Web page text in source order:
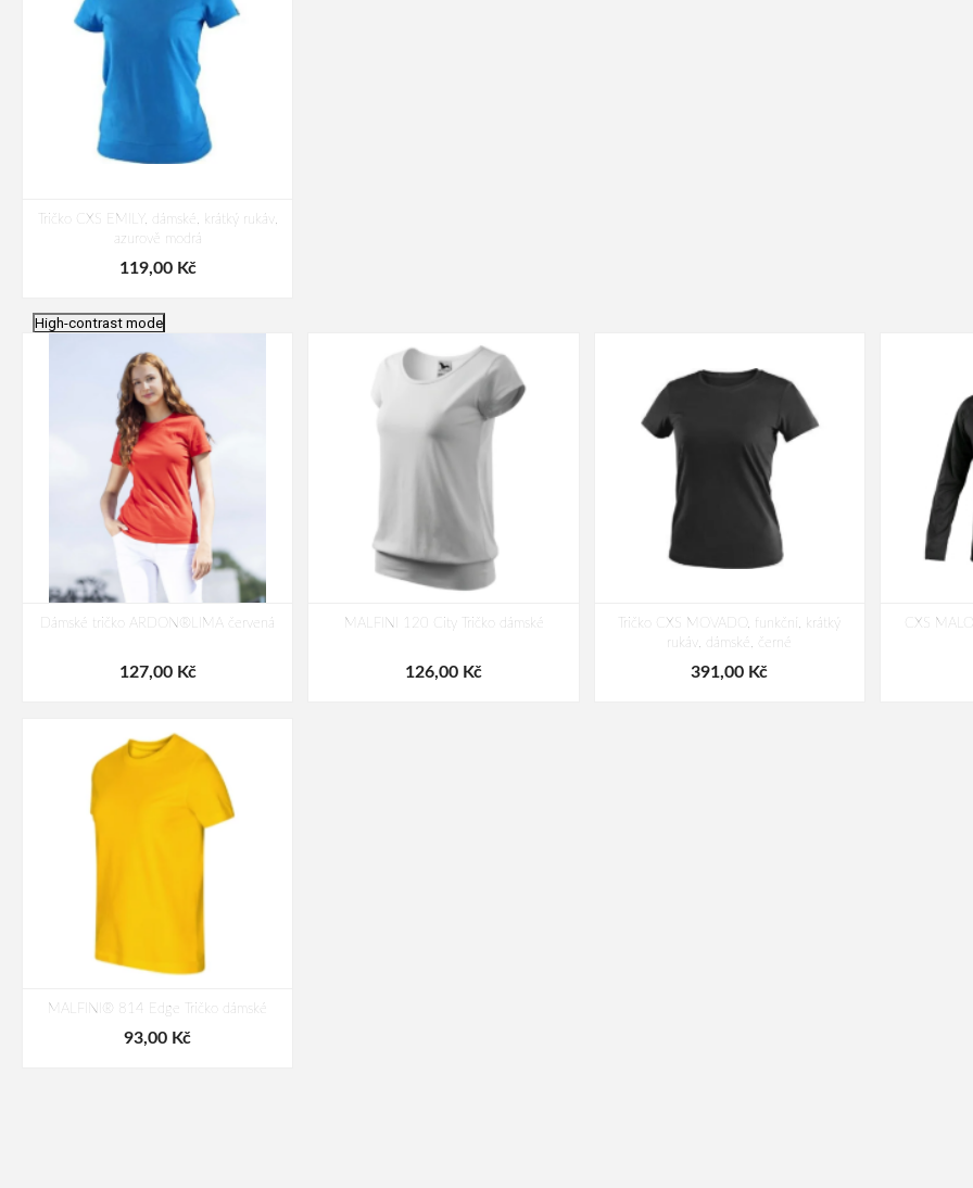
Tričko CXS EMILY, dámské, krátký rukáv,
azurově modrá
119,00 Kč
High-contrast mode
Dámské tričko ARDON®LIMA červená
127,00 Kč
MALFINI 120 City Tričko dámské
126,00 Kč
Tričko CXS MOVADO, funkční, krátký
rukáv, dámské, černé
391,00 Kč
CXS
MALFINI® 814 Edge Tričko dámské
93,00 Kč